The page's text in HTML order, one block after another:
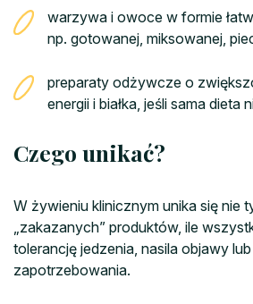
warzywa i owoce w formie
np. gotowanej, miksowanej,
preparaty odżywcze o
energii i białka, jeśli sama dieta
Czego unikać?
W żywieniu klinicznym unika się nie
„zakazanych” produktów, ile
tolerancję jedzenia, nasila objawy
zapotrzebowania.